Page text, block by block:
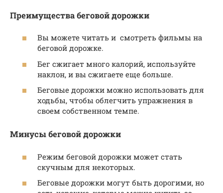
Преимущества беговой дорожки
Вы можете читать и смотреть фильмы на
беговой дорожке.
Бег сжигает много калорий, используйте
наклон, и вы сжигаете еще больше.
Беговые дорожки можно использовать для
ходьбы, чтобы облегчить упражнения в
своем собственном темпе.
Минусы беговой дорожки
Режим беговой дорожки может стать
скучным для некоторых.
Беговые дорожки могут быть дорогими, но